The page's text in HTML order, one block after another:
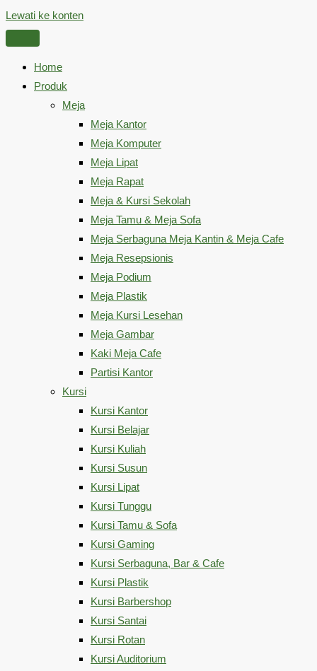
Lewati ke konten
Home
Produk
Meja
Meja Kantor
Meja Komputer
Meja Lipat
Meja Rapat
Meja & Kursi Sekolah
Meja Tamu & Meja Sofa
Meja Serbaguna Meja Kantin & Meja Cafe
Meja Resepsionis
Meja Podium
Meja Plastik
Meja Kursi Lesehan
Meja Gambar
Kaki Meja Cafe
Partisi Kantor
Kursi
Kursi Kantor
Kursi Belajar
Kursi Kuliah
Kursi Susun
Kursi Lipat
Kursi Tunggu
Kursi Tamu & Sofa
Kursi Gaming
Kursi Serbaguna, Bar & Cafe
Kursi Plastik
Kursi Barbershop
Kursi Santai
Kursi Rotan
Kursi Auditorium